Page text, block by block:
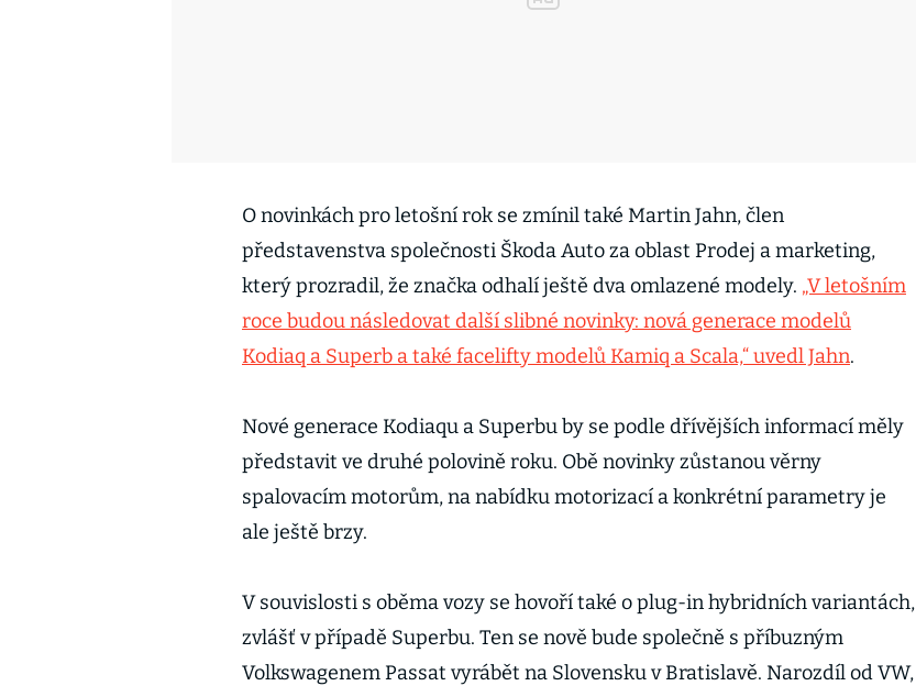
O novinkách pro letošní rok se zmínil také Martin Jahn, člen
představenstva společnosti Škoda Auto za oblast Prodej a marketing,
který prozradil, že značka odhalí ještě dva omlazené modely. „V letošním
roce budou následovat další slibné novinky: nová generace modelů
Kodiaq a Superb a také facelifty modelů Kamiq a Scala,“ uvedl Jahn.
Nové generace Kodiaqu a Superbu by se podle dřívějších informací měly
představit ve druhé polovině roku. Obě novinky zůstanou věrny
spalovacím motorům, na nabídku motorizací a konkrétní parametry je
ale ještě brzy.
V souvislosti s oběma vozy se hovoří také o plug-in hybridních variantách,
zvlášť v případě Superbu. Ten se nově bude společně s příbuzným
Volkswagenem Passat vyrábět na Slovensku v Bratislavě. Narozdíl od VW,